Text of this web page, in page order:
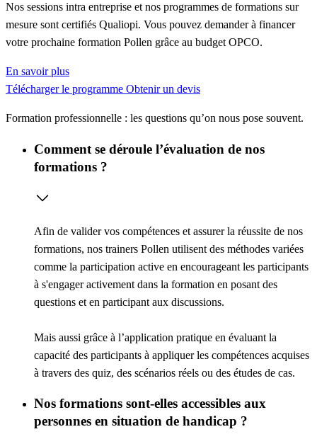
Nos sessions intra entreprise et nos programmes de formations sur
mesure sont certifiés Qualiopi. Vous pouvez demander à financer
votre prochaine formation Pollen grâce au budget OPCO.
En savoir plus
Télécharger le programme Obtenir un devis
Formation professionnelle : les questions qu’on nous pose souvent.
Comment se déroule l’évaluation de nos
formations ?
Afin de valider vos compétences et assurer la réussite de nos
formations, nos trainers Pollen utilisent des méthodes variées
comme la participation active en encourageant les participants
à s'engager activement dans la formation en posant des
questions et en participant aux discussions.
Mais aussi grâce à l’application pratique en évaluant la
capacité des participants à appliquer les compétences acquises
à travers des quiz, des scénarios réels ou des études de cas.
Nos formations sont-elles accessibles aux
personnes en situation de handicap ?